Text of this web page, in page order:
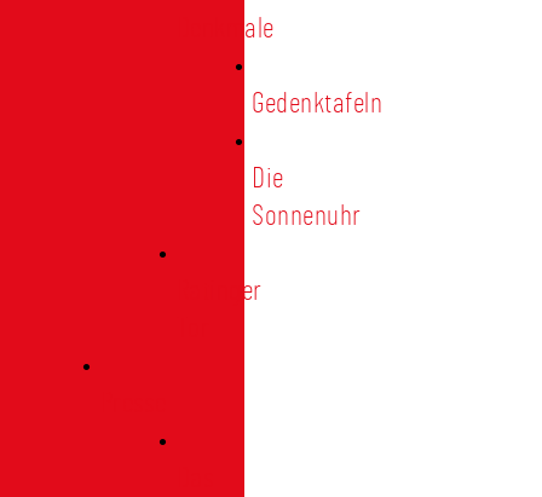
Denkmale
Gedenktafeln
Die
Sonnenuhr
Ratinger